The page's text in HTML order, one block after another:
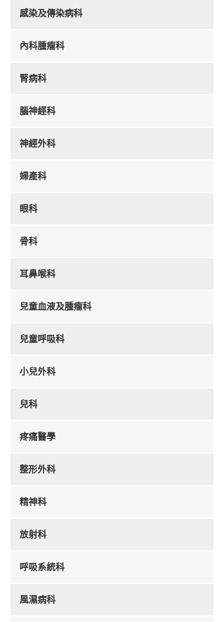
感染及傳染病科
內科腫瘤科
腎病科
腦神經科
神經外科
婦產科
眼科
骨科
耳鼻喉科
兒童血液及腫瘤科
兒童呼吸科
小兒外科
兒科
疼痛醫學
整形外科
精神科
放射科
呼吸系統科
風濕病科